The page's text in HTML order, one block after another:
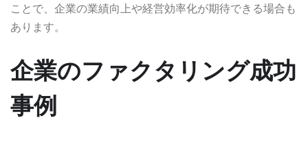
ことで、企業の業績向上や経営効率化が期待できる場合も
あります。
企業のファクタリング成功
事例